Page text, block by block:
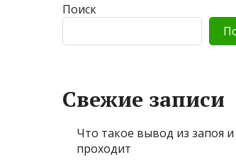
Поиск
Свежие записи
Что такое вывод из запоя и
проходит